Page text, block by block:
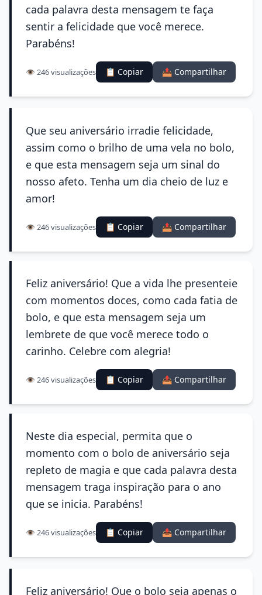
cada palavra desta mensagem te faça
sentir a felicidade que você merece.
Parabéns!
👁️ 246 visualizações 📋 Copiar 📤 Compartilhar
Que seu aniversário irradie felicidade,
assim como o brilho de uma vela no bolo,
e que esta mensagem seja um sinal do
nosso afeto. Tenha um dia cheio de luz e
amor!
👁️ 246 visualizações 📋 Copiar 📤 Compartilhar
Feliz aniversário! Que a vida lhe presenteie
com momentos doces, como cada fatia de
bolo, e que esta mensagem seja um
lembrete de que você merece todo o
carinho. Celebre com alegria!
👁️ 246 visualizações 📋 Copiar 📤 Compartilhar
Neste dia especial, permita que o
momento com o bolo de aniversário seja
repleto de magia e que cada palavra desta
mensagem traga inspiração para o ano
que se inicia. Parabéns!
👁️ 246 visualizações 📋 Copiar 📤 Compartilhar
Feliz aniversário! Que o bolo seja apenas o